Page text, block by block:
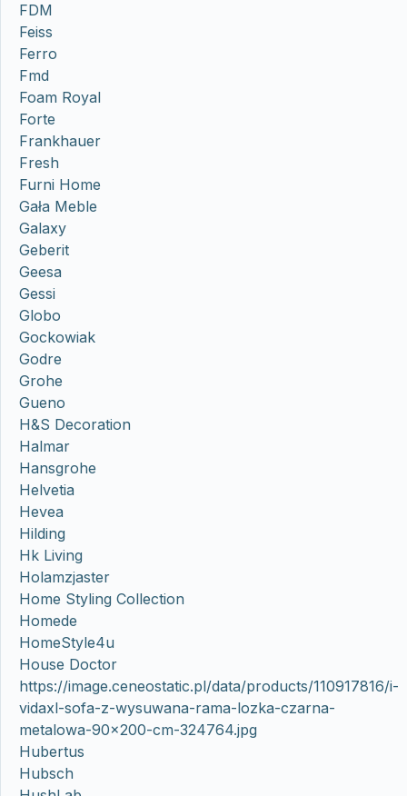
FDM
Feiss
Ferro
Fmd
Foam Royal
Forte
Frankhauer
Fresh
Furni Home
Gała Meble
Galaxy
Geberit
Geesa
Gessi
Globo
Gockowiak
Godre
Grohe
Gueno
H&S Decoration
Halmar
Hansgrohe
Helvetia
Hevea
Hilding
Hk Living
Holamzjaster
Home Styling Collection
Homede
HomeStyle4u
House Doctor
https://image.ceneostatic.pl/data/products/110917816/i-
vidaxl-sofa-z-wysuwana-rama-lozka-czarna-
metalowa-90×200-cm-324764.jpg
Hubertus
Hubsch